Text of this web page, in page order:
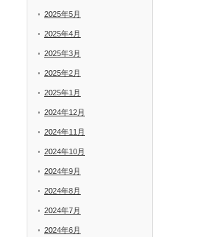
2025年5月
2025年4月
2025年3月
2025年2月
2025年1月
2024年12月
2024年11月
2024年10月
2024年9月
2024年8月
2024年7月
2024年6月